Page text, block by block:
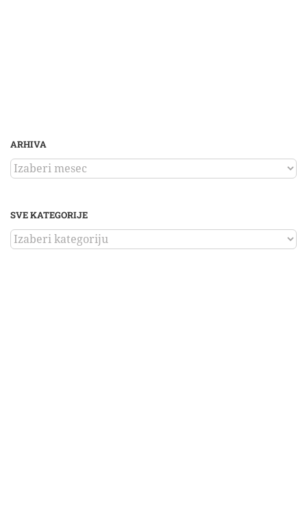
ARHIVA
ARHIVA
SVE KATEGORIJE
SVE
KATEGORIJE